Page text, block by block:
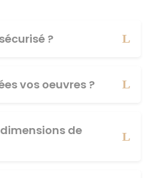
?
vos oeuvres ?
de